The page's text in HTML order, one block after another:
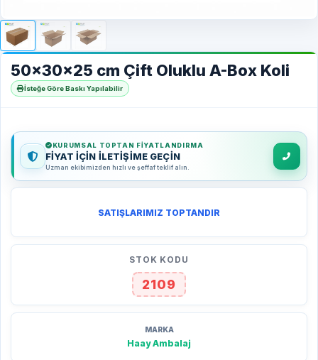
50x30x25 cm Çift Oluklu A-Box Koli
İsteğe Göre Baskı Yapılabilir
KURUMSAL TOPTAN FIYATLANDIRMA
FİYAT İÇİN İLETİŞİME GEÇİN
Uzman ekibimizden hızlı ve şeffaf teklif alın.
SATIŞLARIMIZ TOPTANDIR
STOK KODU
2109
MARKA
Haay Ambalaj